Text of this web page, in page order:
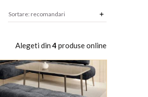
Alegeti din4 produse online